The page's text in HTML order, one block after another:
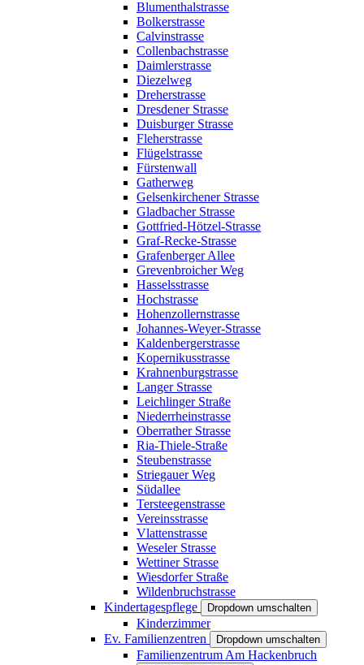
Blumenthalstrasse
Bolkerstrasse
Calvinstrasse
Collenbachstrasse
Daimlerstrasse
Diezelweg
Dreherstrasse
Dresdener Strasse
Duisburger Strasse
Fleherstrasse
Flügelstrasse
Fürstenwall
Gatherweg
Gelsenkirchener Strasse
Gladbacher Strasse
Gottfried-Hötzel-Strasse
Graf-Recke-Strasse
Grafenberger Allee
Grevenbroicher Weg
Hasselsstrasse
Hochstrasse
Hohenzollernstrasse
Johannes-Weyer-Strasse
Kaldenbergerstrasse
Kopernikusstrasse
Krahnenburgstrasse
Langer Strasse
Leichlinger Straße
Niederrheinstrasse
Oberrather Strasse
Ria-Thiele-Straße
Steubenstrasse
Striegauer Weg
Südallee
Tersteegenstrasse
Vereinsstrasse
Vlattenstrasse
Weseler Strasse
Wettiner Strasse
Wiesdorfer Straße
Wildenbruchstrasse
Kindertagespflege
Dropdown umschalten
Kinderzimmer
Ev. Familienzentren
Dropdown umschalten
Familienzentrum Am Hackenbruch